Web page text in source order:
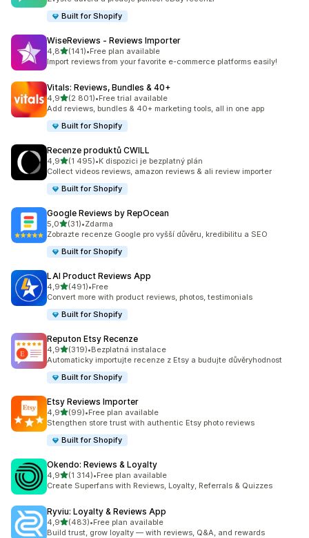
Built for Shopify
WiseReviews ‑ Reviews Importer
4,8z 5 hvězd
(141)
Celkový počet recenzí: 141
•Free plan available
Import reviews from your favorite e-commerce platforms easily!
Vitals: Reviews, Bundles & 40+
4,9z 5 hvězd
(2 801)
Celkový počet recenzí: 2801
•Free trial available
Add reviews, bundles & 40+ marketing tools, all in one app
Built for Shopify
Recenze produktů CWILL
4,9z 5 hvězd
(1 495)
Celkový počet recenzí: 1495
•K dispozici je bezplatný plán
Collect videos reviews, amazon reviews & ali review importer
Built for Shopify
Google Reviews by RepOcean
5,0z 5 hvězd
(31)
Celkový počet recenzí: 31
•Zdarma
Zobrazte recenze Google pro vyšší důvěru, kredibilitu a SEO
Built for Shopify
LAI Product Reviews App
4,9z 5 hvězd
(491)
Celkový počet recenzí: 491
•Free
Convert more with product reviews, photos, testimonials
Built for Shopify
Reputon Etsy Recenze
4,9z 5 hvězd
(319)
Celkový počet recenzí: 319
•Bezplatná instalace
Automaticky importujte recenze z Etsy a budujte důvěryhodnost
Built for Shopify
Etsy Reviews Importer
4,9z 5 hvězd
(99)
Celkový počet recenzí: 99
•Free plan available
Stengthen store trust with authentic Etsy photo reviews
Built for Shopify
Okendo: Reviews & Loyalty
4,9z 5 hvězd
(1 314)
Celkový počet recenzí: 1314
•Free plan available
Create Superfans with Reviews, Loyalty, Referrals & Quizzes
Ryviu: Loyalty & Reviews App
4,9z 5 hvězd
(483)
Celkový počet recenzí: 483
•Free plan available
Build trust, grow loyalty — with reviews, Q&A, and rewards